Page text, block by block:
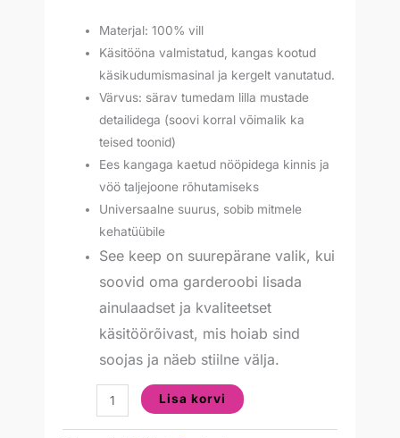
Materjal: 100% vill
Käsitööna valmistatud, kangas kootud
käsikudumismasinal ja kergelt vanutatud.
Värvus: särav tumedam lilla mustade
detailidega (soovi korral võimalik ka
teised toonid)
Ees kangaga kaetud nööpidega kinnis ja
vöö taljejoone rõhutamiseks
Universaalne suurus, sobib mitmele
kehatüübile
See keep on suurepärane valik, kui
soovid oma garderoobi lisada
ainulaadset ja kvaliteetset
käsitöörõivast, mis hoiab sind
soojas ja näeb stiilne välja.
Lisa korvi